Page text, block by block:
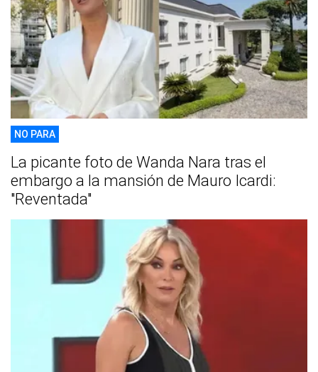
NO PARA
La picante foto de Wanda Nara tras el
embargo a la mansión de Mauro Icardi:
"Reventada"